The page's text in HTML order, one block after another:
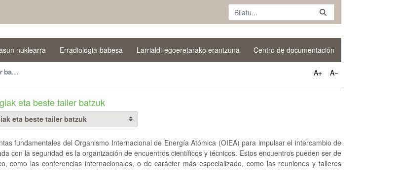
nuklearra Erradiologia-babesa Larrialdi-egoeretarako erantzuna Centro de documentación
Hitzaldiak, mintegiak eta beste tailer batzuk A+ A−
eta beste tailer batzuk
fundamentales del Organismo Internacional de Energía Atómica (OIEA) para impulsar el intercambio de
con la seguridad es la organización de encuentros científicos y técnicos. Estos encuentros pueden ser de
como las conferencias internacionales, o de carácter más especializado, como las reuniones y talleres